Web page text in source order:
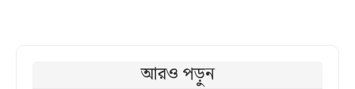
আরও পড়ুন